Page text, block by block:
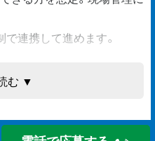
連携して進めます。
）
む ▼